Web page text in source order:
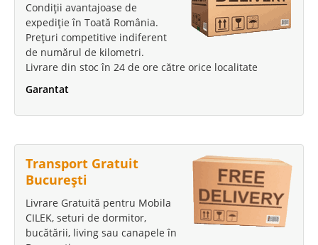
Condiții avantajoase de
expediție în Toată România.
Prețuri competitive indiferent
de numărul de kilometri.
Livrare din stoc în 24 de ore către orice localitate
Garantat
Transport Gratuit
București
Livrare Gratuită pentru Mobila
CILEK, seturi de dormitor,
bucătării, living sau canapele în